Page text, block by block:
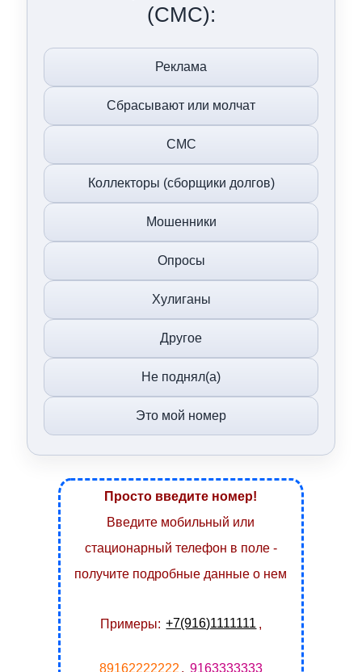
(СМС):
Реклама
Сбрасывают или молчат
СМС
Коллекторы (сборщики долгов)
Мошенники
Опросы
Хулиганы
Другое
Не поднял(а)
Это мой номер
Просто введите номер!
Введите мобильный или
стационарный телефон в поле -
получите подробные данные о нем
Примеры: +7(916)1111111
89162222222 , 9163333333